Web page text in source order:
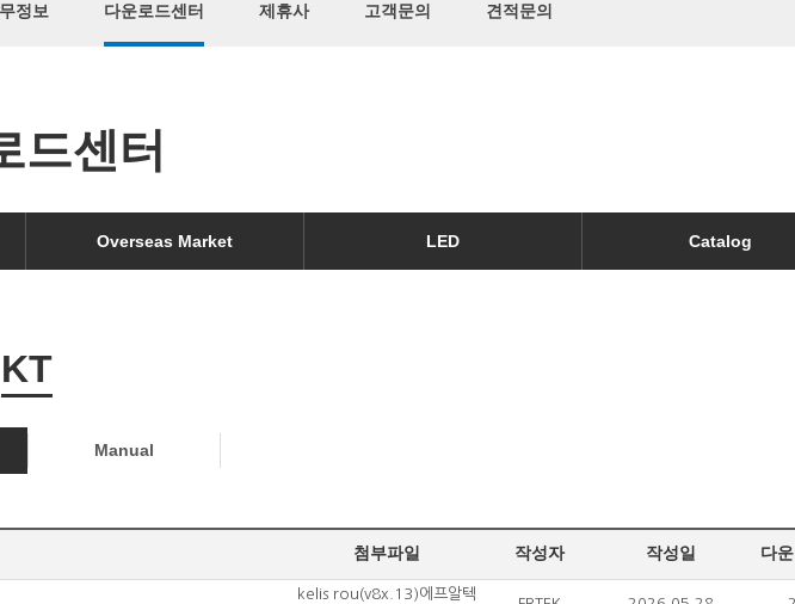
정보 다운로드센터 제휴사 고객문의 견적문의
드센터
Overseas Market LED Catalog
KT
Manual
첨부파일 작성자 작성일 다
kelis rou(v8x.13)에프알텍